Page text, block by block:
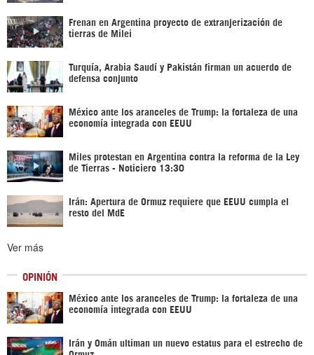
Frenan en Argentina proyecto de extranjerización de
tierras de Milei
Turquía, Arabia Saudí y Pakistán firman un acuerdo de
defensa conjunto
México ante los aranceles de Trump: la fortaleza de una
economía integrada con EEUU
Miles protestan en Argentina contra la reforma de la Ley
de Tierras - Noticiero 13:30
Irán: Apertura de Ormuz requiere que EEUU cumpla el
resto del MdE
Ver más
OPINIÓN
México ante los aranceles de Trump: la fortaleza de una
economía integrada con EEUU
Irán y Omán ultiman un nuevo estatus para el estrecho de
Ormuz